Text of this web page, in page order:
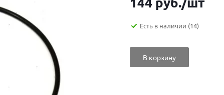
Есть в наличии (14)
В корзину